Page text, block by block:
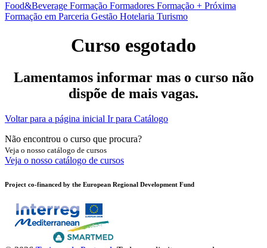
Food&Beverage Formação Formadores Formação + Próxima
Formação em Parceria Gestão Hotelaria Turismo
Curso esgotado
Lamentamos informar mas o curso não
dispõe de mais vagas.
Voltar para a página inicial Ir para Catálogo
Não encontrou o curso que procura?
Veja o nosso catálogo de cursos
Veja o nosso catálogo de cursos
Project co-financed by the European Regional Development Fund